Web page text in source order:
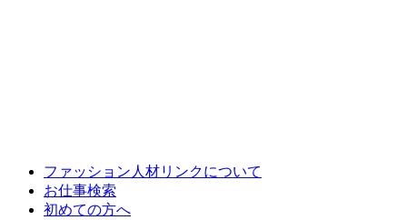
ファッション人材リンクについて
お仕事検索
初めての方へ